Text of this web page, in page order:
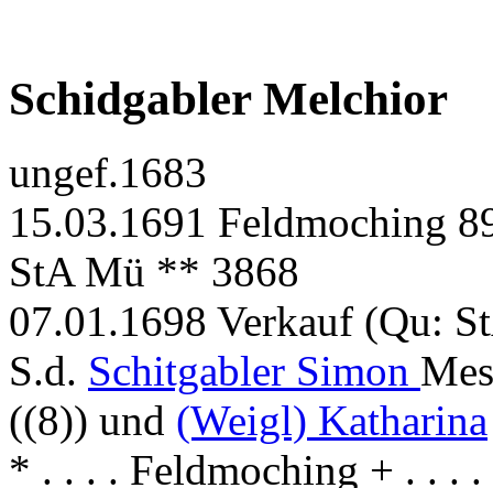
Schidgabler Melchior
ungef.1683
15.03.1691 Feldmoching
StA Mü ** 3868
07.01.1698 Verkauf (Qu:
S.d. Schitgabler Simon
((8)) und (Weigl) Katharina
* . . . . Feldmoching + . . .